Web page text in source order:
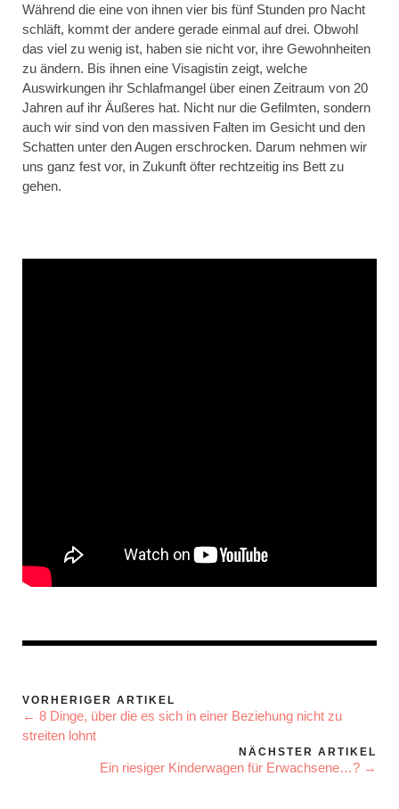
Während die eine von ihnen vier bis fünf Stunden pro Nacht
schläft, kommt der andere gerade einmal auf drei. Obwohl
das viel zu wenig ist, haben sie nicht vor, ihre Gewohnheiten
zu ändern. Bis ihnen eine Visagistin zeigt, welche
Auswirkungen ihr Schlafmangel über einen Zeitraum von 20
Jahren auf ihr Äußeres hat. Nicht nur die Gefilmten, sondern
auch wir sind von den massiven Falten im Gesicht und den
Schatten unter den Augen erschrocken. Darum nehmen wir
uns ganz fest vor, in Zukunft öfter rechtzeitig ins Bett zu
gehen.
VORHERIGER ARTIKEL
← 8 Dinge, über die es sich in einer Beziehung nicht zu
streiten lohnt
NÄCHSTER ARTIKEL
Ein riesiger Kinderwagen für Erwachsene…? →